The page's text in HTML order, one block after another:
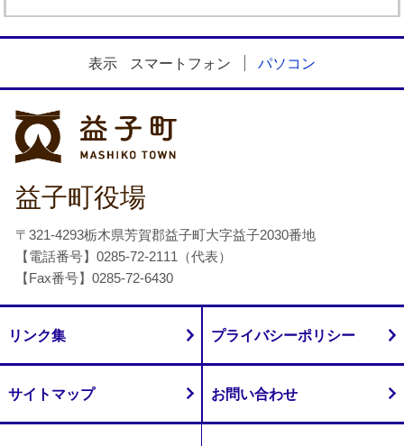
表示 スマートフォン パソコン
益子町役場
〒321-4293栃木県芳賀郡益子町大字益子2030番地
【電話番号】0285-72-2111（代表）
【Fax番号】0285-72-6430
リンク集 プライバシーポリシー
サイトマップ お問い合わせ